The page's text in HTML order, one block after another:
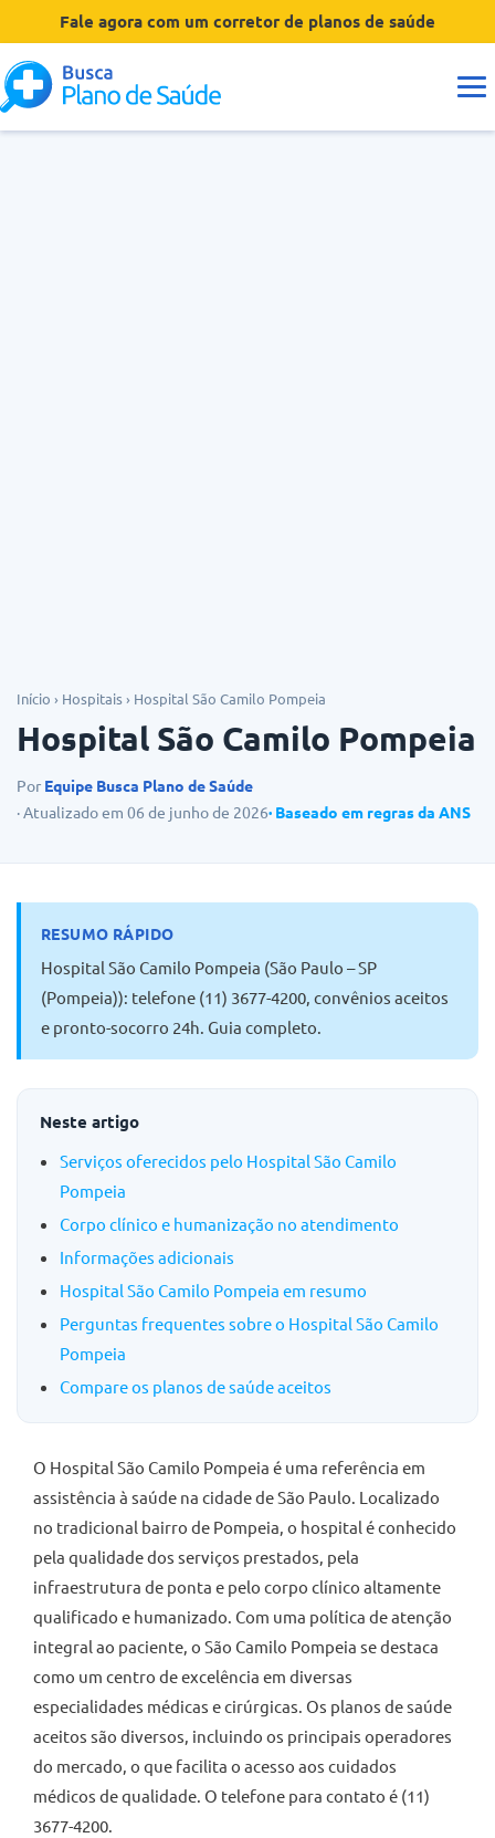
Fale agora com um corretor de planos de saúde
Início › Hospitais› Hospital São Camilo Pompeia
Hospital São Camilo Pompeia
Por Equipe Busca Plano de Saúde
· Atualizado em 06 de junho de 2026· Baseado em regras da ANS
RESUMO RÁPIDO
Hospital São Camilo Pompeia (São Paulo – SP
(Pompeia)): telefone (11) 3677-4200, convênios aceitos
e pronto-socorro 24h. Guia completo.
Neste artigo
Serviços oferecidos pelo Hospital São Camilo
Pompeia
Corpo clínico e humanização no atendimento
Informações adicionais
Hospital São Camilo Pompeia em resumo
Perguntas frequentes sobre o Hospital São Camilo
Pompeia
Compare os planos de saúde aceitos
O Hospital São Camilo Pompeia é uma referência em
assistência à saúde na cidade de São Paulo. Localizado
no tradicional bairro de Pompeia, o hospital é conhecido
pela qualidade dos serviços prestados, pela
infraestrutura de ponta e pelo corpo clínico altamente
qualificado e humanizado. Com uma política de atenção
integral ao paciente, o São Camilo Pompeia se destaca
como um centro de excelência em diversas
especialidades médicas e cirúrgicas. Os planos de saúde
aceitos são diversos, incluindo os principais operadores
do mercado, o que facilita o acesso aos cuidados
médicos de qualidade. O telefone para contato é (11)
3677-4200.